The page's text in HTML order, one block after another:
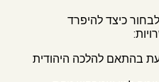
כיצד להיפרד
בהתאם להלכה היהודית